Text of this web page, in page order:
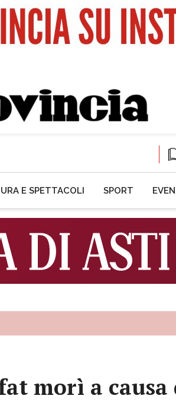
E SPETTACOLI SPORT
morì a causa